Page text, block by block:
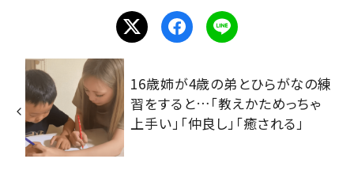
16歳姉が4歳の弟とひらがなの練
習をすると…「教えかためっちゃ
上手い」「仲良し」「癒される」